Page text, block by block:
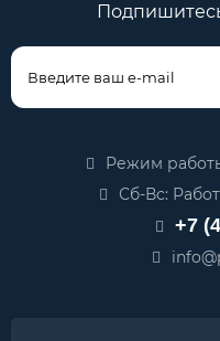
Режим
Сб-Вс:
+7